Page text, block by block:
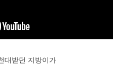
대받던 지방이가